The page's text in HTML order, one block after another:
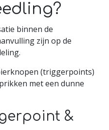
binnen de
zijn op de
(triggerpoints)
met een dunne
&